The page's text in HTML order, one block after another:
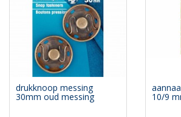
drukknoop messing
30mm oud messing 10/9